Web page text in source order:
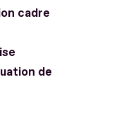
cadre
de